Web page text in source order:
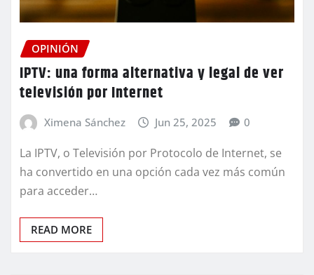
OPINIÓN
IPTV: una forma alternativa y legal de ver
televisión por Internet
Ximena Sánchez Jun 25, 2025 0
La IPTV, o Televisión por Protocolo de Internet, se
ha convertido en una opción cada vez más común
para acceder…
READ MORE